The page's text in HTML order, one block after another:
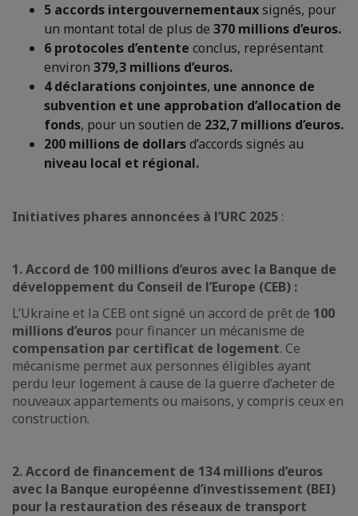
5 accords intergouvernementauxsignés, pour
un montant total de plus de 370 millions d’euros.
6 protocoles d’entente conclus, représentant
environ 379,3 millions d’euros.
4 déclarations conjointes, une annonce de
subvention et une approbation d’allocation de
fonds, pour un soutien de 232,7 millions d’euros.
200 millions de dollarsd’accords signés au
niveau local et régional.
Initiatives phares annoncées à l’URC 2025 :
1. Accord de 100 millions d’euros avec la Banque de
développement du Conseil de l’Europe (CEB) :
L’Ukraine et la CEB ont signé un accord de prêt de 100
millions d’euros pour financer un mécanisme de
compensation par certificat de logement. Ce
mécanisme permet aux personnes éligibles ayant
perdu leur logement à cause de la guerre d’acheter de
nouveaux appartements ou maisons, y compris ceux en
construction.
2. Accord de financement de 134 millions d’euros
avec la Banque européenne d’investissement (BEI)
pour la restauration des réseaux de transport